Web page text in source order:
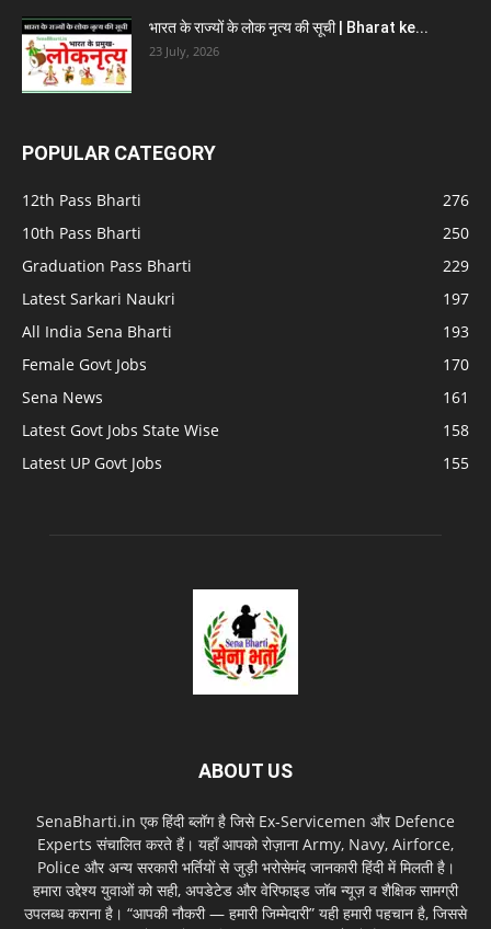
भारत के राज्यों के लोक नृत्य की सूची | Bharat ke...
23 July, 2026
POPULAR CATEGORY
12th Pass Bharti
276
10th Pass Bharti
250
Graduation Pass Bharti
229
Latest Sarkari Naukri
197
All India Sena Bharti
193
Female Govt Jobs
170
Sena News
161
Latest Govt Jobs State Wise
158
Latest UP Govt Jobs
155
ABOUT US
SenaBharti.in एक हिंदी ब्लॉग है जिसे Ex‑Servicemen और Defence
Experts संचालित करते हैं। यहाँ आपको रोज़ाना Army, Navy, Airforce,
Police और अन्य सरकारी भर्तियों से जुड़ी भरोसेमंद जानकारी हिंदी में मिलती है।
हमारा उद्देश्य युवाओं को सही, अपडेटेड और वेरिफाइड जॉब न्यूज़ व शैक्षिक सामग्री
उपलब्ध कराना है। “आपकी नौकरी — हमारी जिम्मेदारी” यही हमारी पहचान है, जिससे